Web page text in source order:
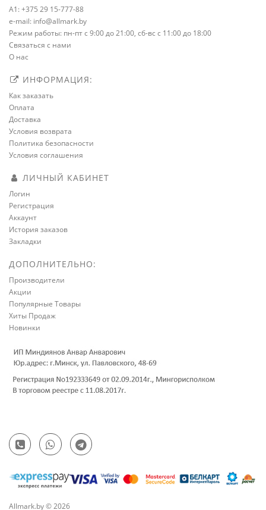
A1: +375 29 15-777-88
e-mail: info@allmark.by
Режим работы: пн-пт с 9:00 до 21:00, сб-вс с 11:00 до 18:00
Связаться с нами
О нас
ИНФОРМАЦИЯ:
Как заказать
Оплата
Доставка
Условия возврата
Политика безопасности
Условия соглашения
ЛИЧНЫЙ КАБИНЕТ
Логин
Регистрация
Аккаунт
История заказов
Закладки
ДОПОЛНИТЕЛЬНО:
Производители
Акции
Популярные Товары
Хиты Продаж
Новинки
Allmark.by © 2026